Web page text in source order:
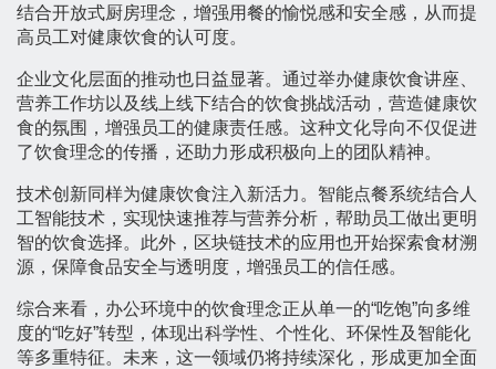
结合开放式厨房理念，增强用餐的愉悦感和安全感，从而提
高员工对健康饮食的认可度。
企业文化层面的推动也日益显著。通过举办健康饮食讲座、
营养工作坊以及线上线下结合的饮食挑战活动，营造健康饮
食的氛围，增强员工的健康责任感。这种文化导向不仅促进
了饮食理念的传播，还助力形成积极向上的团队精神。
技术创新同样为健康饮食注入新活力。智能点餐系统结合人
工智能技术，实现快速推荐与营养分析，帮助员工做出更明
智的饮食选择。此外，区块链技术的应用也开始探索食材溯
源，保障食品安全与透明度，增强员工的信任感。
综合来看，办公环境中的饮食理念正从单一的“吃饱”向多维
度的“吃好”转型，体现出科学性、个性化、环保性及智能化
等多重特征。未来，这一领域仍将持续深化，形成更加全面